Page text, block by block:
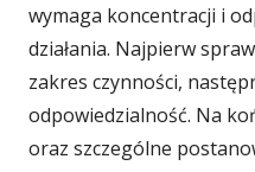
wymaga koncentracji i
działania. Najpierw
zakres czynności,
odpowiedzialność. Na
oraz szczególne